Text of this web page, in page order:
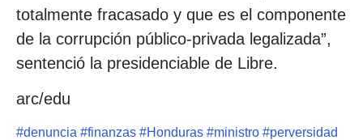
totalmente fracasado y que es el componente
de la corrupción público-privada legalizada”,
sentenció la presidenciable de Libre.
arc/edu
#denuncia #finanzas #Honduras #ministro #perversidad